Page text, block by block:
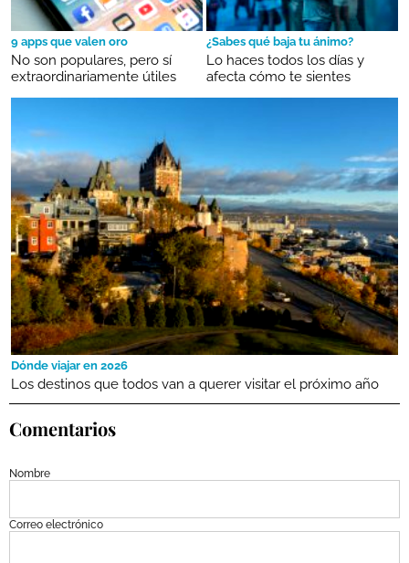
9 apps que valen oro
No son populares, pero sí
extraordinariamente útiles
¿Sabes qué baja tu ánimo?
Lo haces todos los días y
afecta cómo te sientes
Dónde viajar en 2026
Los destinos que todos van a querer visitar el próximo año
Comentarios
Nombre
Correo electrónico